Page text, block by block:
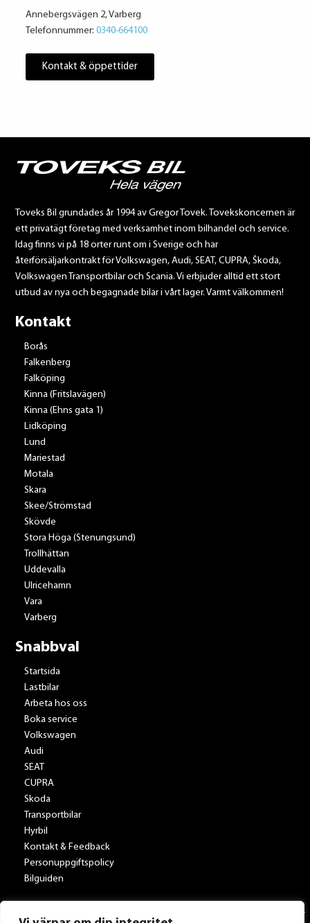
Annebergsvägen 2, Varberg
Telefonnummer: 0340-664100
Kontakt & öppettider
Toveks Bil grundades år 1994 av Gregor Tovek. Tovekskoncernen är
ett privatägt företag med verksamhet inom bilhandel och service.
Idag finns vi på 18 orter runt om i Sverige och har
återförsäljarkontrakt för Volkswagen, Audi, SEAT, CUPRA, Škoda,
Volkswagen Transportbilar och Scania. Vi erbjuder alltid ett stort
utbud av nya och begagnade bilar i vårt lager. Varmt välkommen!
Kontakt
Borås
Falkenberg
Falköping
Kinna (Fritslavägen)
Kinna (Ehns gata 1)
Lidköping
Lund
Mariestad
Motala
Skara
Skee/Strömstad
Skövde
Stora Höga (Stenungsund)
Trollhättan
Uddevalla
Ulricehamn
Vara
Varberg
Snabbval
Startsida
Lastbilar
Arbeta hos oss
Boka service
Volkswagen
Audi
SEAT
CUPRA
Skoda
Transportbilar
Hyrbil
Kontakt & Feedback
Personuppgiftspolicy
Bilguiden